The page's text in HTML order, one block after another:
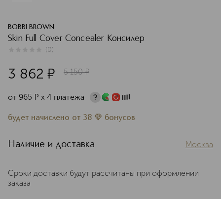
BOBBI BROWN
Skin Full Cover Concealer Консилер
(0)
3 862 ¤ 5 150 ¤
от 965 ¤ х 4 платежа
будет начислено от 38 бонусов
Наличие и доставка Москва
Сроки доставки будут рассчитаны при оформлении
заказа